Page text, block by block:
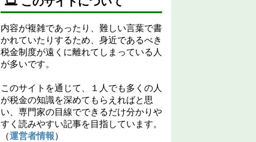
内容が複雑であったり、難しい言葉で書
かれていたりするため、身近であるべき
税金制度が遠くに離れてしまっている人
が多いです。
このサイトを通じて、１人でも多くの人
が税金の知識を深めてもらえればと思
い、専門家の目線でできるだけ分かりや
すく読みやすい記事を目指しています。
（運営者情報）